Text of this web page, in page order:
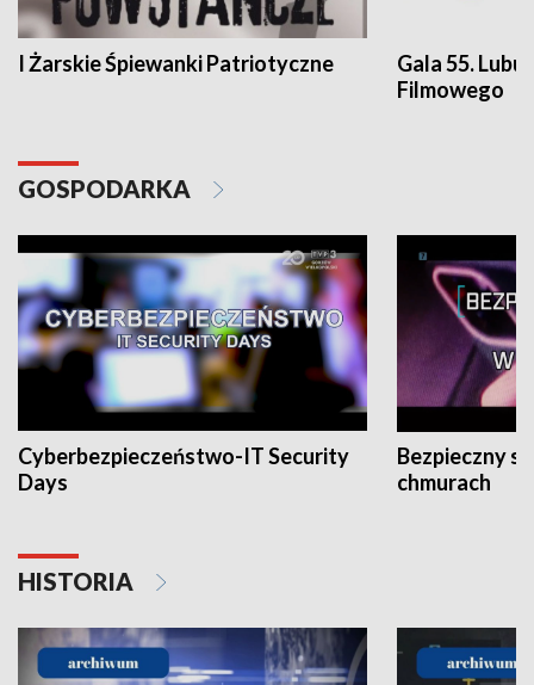
I Żarskie Śpiewanki Patriotyczne
Gala 55.
Filmowego
GOSPODARKA
Cyberbezpieczeństwo-IT Security
Days
Bezpieczny
chmurach
HISTORIA